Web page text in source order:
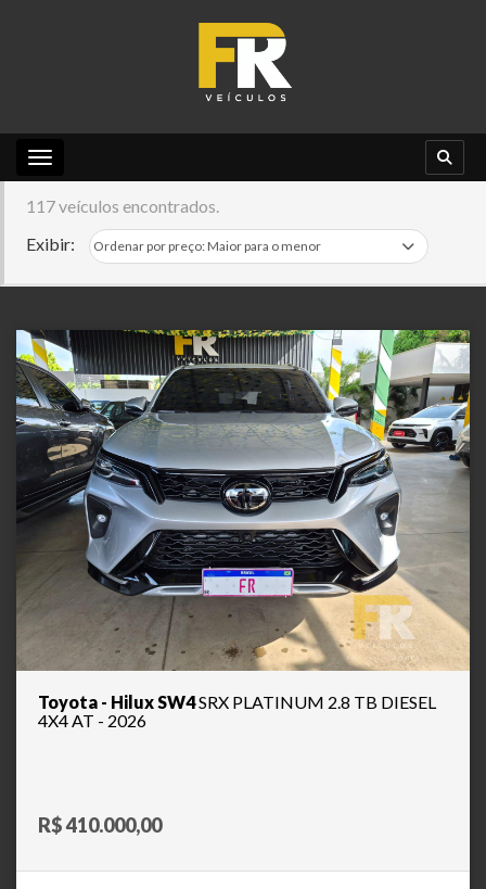
Toggle navigation
117 veículos encontrados.
Exibir:
Toyota - Hilux SW4SRX PLATINUM 2.8 TB DIESEL
4X4 AT - 2026
R$ 410.000,00